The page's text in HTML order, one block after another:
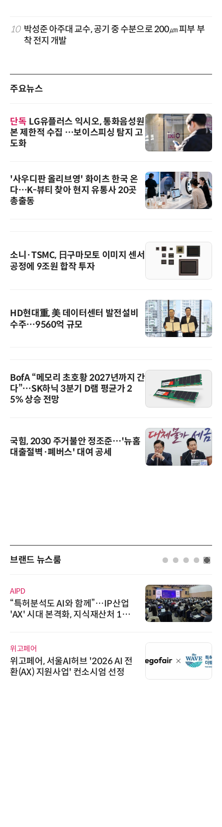
10 박성준 아주대 교수, 공기 중 수분으로 200㎛ 피부 부
착 전지 개발
주요뉴스
단독 LG유플러스 익시오, 통화음성원
본 제한적 수집 …보이스피싱 탐지 고
도화
'사우디판 올리브영' 화이츠 한국 온
다…K-뷰티 찾아 현지 유통사 20곳
총출동
소니·TSMC, 日구마모토 이미지 센서
공정에 9조원 합작 투자
HD현대重, 美 데이터센터 발전설비
수주…9560억 규모
BofA “메모리 초호황 2027년까지 간
다”…SK하닉 3분기 D램 평균가 2
5% 상승 전망
국힘, 2030 주거불안 정조준…'뉴홈
대출절벽·폐버스' 대여 공세
브랜드 뉴스룸
AIPD
“특허분석도 AI와 함께”…IP산업
'AX' 시대 본격화, 지식재산처 1호
위고페어
위고페어, 서울AI허브 '2026 AI 전
환(AX) 지원사업' 컨소시엄 선정